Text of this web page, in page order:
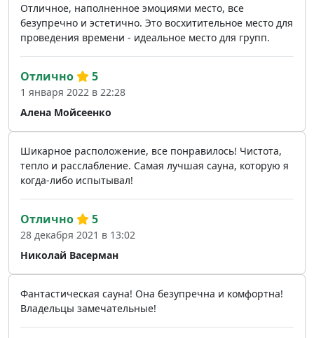
Отличное, наполненное эмоциями место, все
безупречно и эстетично. Это восхитительное место для
проведения времени - идеальное место для групп.
Алена Мойсеенко
Отлично 5
1 января 2022 в 22:28
Шикарное расположение, все понравилось! Чистота,
тепло и расслабление. Самая лучшая сауна, которую я
когда-либо испытывал!
Николай Васерман
Отлично 5
28 декабря 2021 в 13:02
Фантастическая сауна! Она безупречна и комфортна!
Владельцы замечательные!